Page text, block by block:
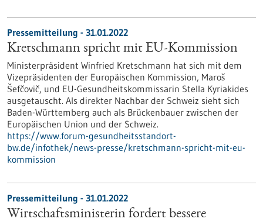
Pressemitteilung - 31.01.2022
Kretschmann spricht mit EU-Kommission
Ministerpräsident Winfried Kretschmann hat sich mit dem
Vizepräsidenten der Europäischen Kommission, Maroš
Šefčovič, und EU-Gesundheitskommissarin Stella Kyriakides
ausgetauscht. Als direkter Nachbar der Schweiz sieht sich
Baden-Württemberg auch als Brückenbauer zwischen der
Europäischen Union und der Schweiz.
https://www.forum-gesundheitsstandort-
bw.de/infothek/news-presse/kretschmann-spricht-mit-eu-
kommission
Pressemitteilung - 31.01.2022
Wirtschaftsministerin fordert bessere